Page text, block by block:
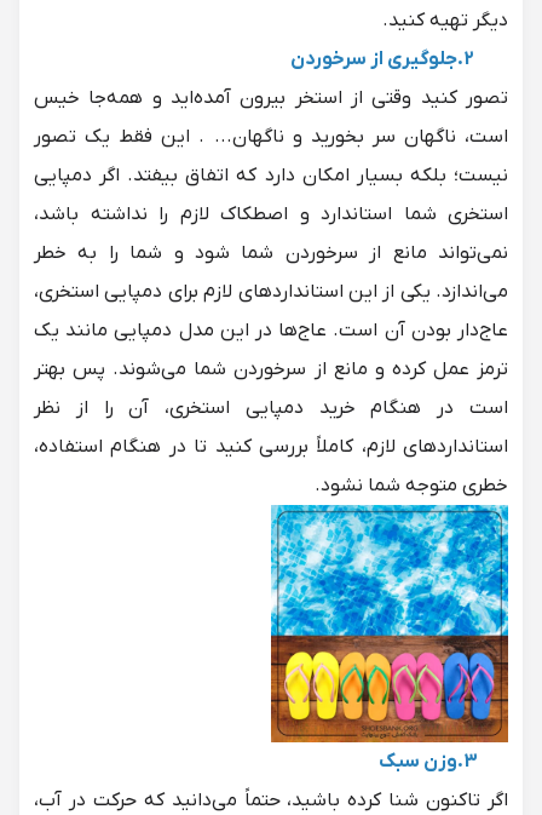
دیگر تهیه کنید.
تصور کنید وقتی از استخر بیرون آمده‌اید و همه‌جا خیس
است، ناگهان سر بخورید و ناگهان... . این فقط یک تصور
نیست؛ بلکه بسیار امکان دارد که اتفاق بیفتد. اگر دمپایی
استخری شما استاندارد و اصطکاک لازم را نداشته باشد،
نمی‌تواند مانع از سرخوردن شما شود و شما را به خطر
می‌اندازد. یکی از این استانداردهای لازم برای دمپایی استخری،
عاج‌دار بودن آن است. عاج‌ها در این مدل دمپایی مانند یک
ترمز عمل کرده و مانع از سرخوردن شما می‌شوند. پس بهتر
است در هنگام خرید دمپایی استخری، آن را از نظر
استانداردهای لازم، کاملاً بررسی کنید تا در هنگام استفاده،
خطری متوجه شما نشود.
اگر تاکنون شنا کرده باشید، حتماً می‌دانید که حرکت در آب،